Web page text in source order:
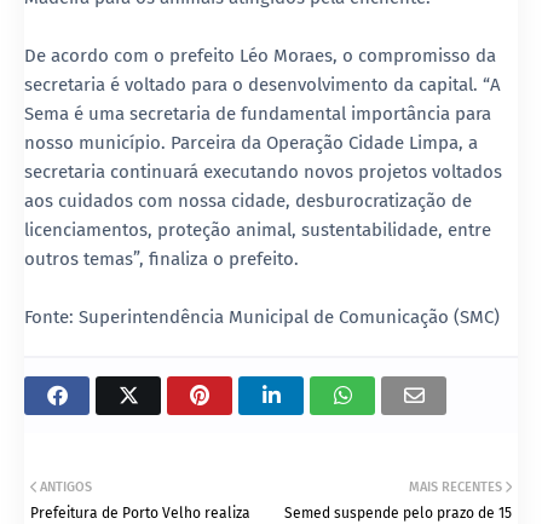
De acordo com o prefeito Léo Moraes, o compromisso da
secretaria é voltado para o desenvolvimento da capital. “A
Sema é uma secretaria de fundamental importância para
nosso município. Parceira da Operação Cidade Limpa, a
secretaria continuará executando novos projetos voltados
aos cuidados com nossa cidade, desburocratização de
licenciamentos, proteção animal, sustentabilidade, entre
outros temas”, finaliza o prefeito.
Fonte: Superintendência Municipal de Comunicação (SMC)
MAIS RECENTES
Semed suspende pelo prazo de 15
ANTIGOS
Prefeitura de Porto Velho realiza